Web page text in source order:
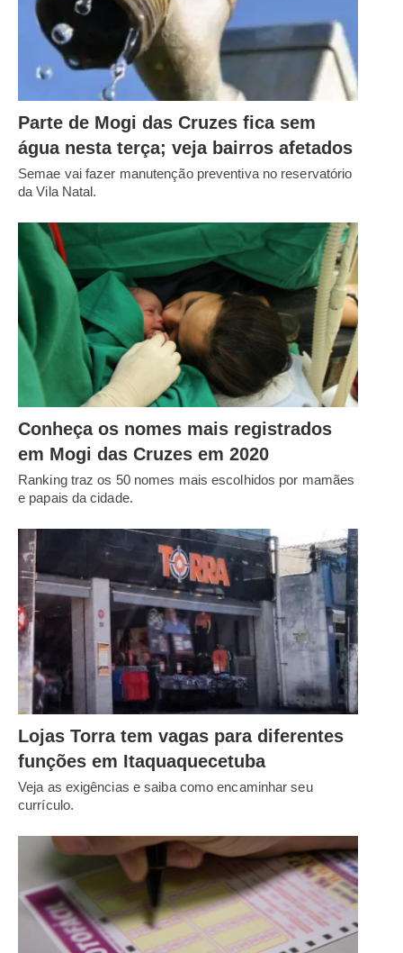
Parte de Mogi das Cruzes fica sem
água nesta terça; veja bairros afetados
Semae vai fazer manutenção preventiva no reservatório
da Vila Natal.
Conheça os nomes mais registrados
em Mogi das Cruzes em 2020
Ranking traz os 50 nomes mais escolhidos por mamães
e papais da cidade.
Lojas Torra tem vagas para diferentes
funções em Itaquaquecetuba
Veja as exigências e saiba como encaminhar seu
currículo.